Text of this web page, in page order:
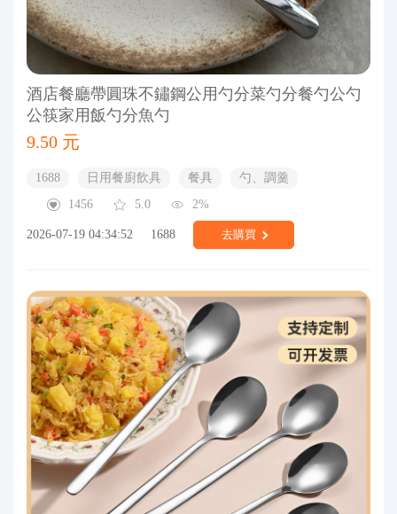
酒店餐廳帶圓珠不鏽鋼公用勺分菜勺分餐勺公勺
公筷家用飯勺分魚勺
9.50 元
1688 日用餐廚飲具 餐具
勺、調羹
1456
5.0 2%
2026-07-19 04:34:52 1688 去購買